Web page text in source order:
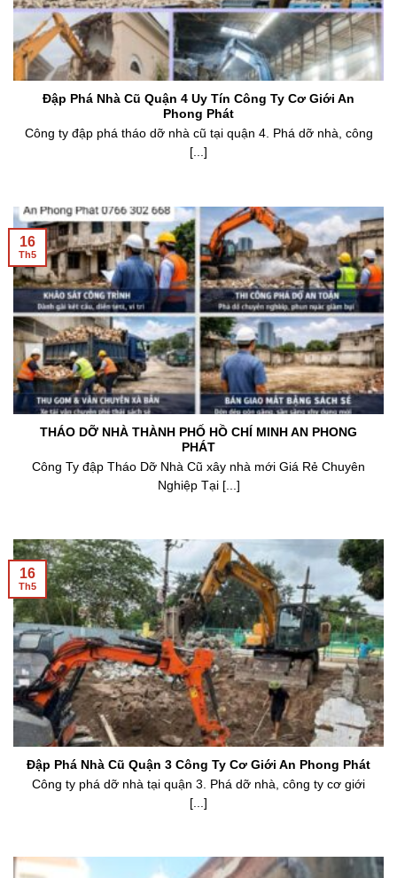
Đập Phá Nhà Cũ Quận 4 Uy Tín Công Ty Cơ Giới An
Phong Phát
Công ty đập phá tháo dỡ nhà cũ tại quận 4. Phá dỡ nhà, công
[...]
THÁO DỠ NHÀ THÀNH PHỐ HỒ CHÍ MINH AN PHONG
PHÁT
Công Ty đập Tháo Dỡ Nhà Cũ xây nhà mới Giá Rẻ Chuyên
Nghiệp Tại [...]
16
Th5
Đập Phá Nhà Cũ Quận 3 Công Ty Cơ Giới An Phong Phát
Công ty phá dỡ nhà tại quận 3. Phá dỡ nhà, công ty cơ giới
[...]
16
Th5